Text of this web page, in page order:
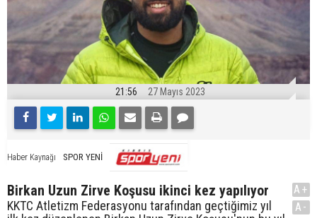
21:56 27 Mayıs 2023
Haber Kaynağı SPOR YENİ
Birkan Uzun Zirve Koşusu ikinci kez yapılıyor
KKTC Atletizm Federasyonu tarafından geçtiğimiz yıl
A+
A-